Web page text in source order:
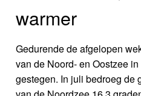
warmer
Gedurende de afgelopen
van de Noord- en Oostzee
gestegen. In juli bedroeg de